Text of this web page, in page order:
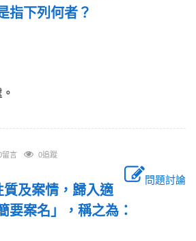
指下列何者？
留言 0追蹤
問題討論
及案情，歸入適
要案名」，稱之為：